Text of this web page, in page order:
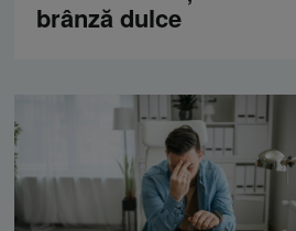
brânză dulce